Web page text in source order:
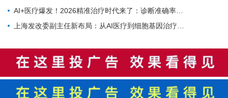
AI+医疗爆发！2026精准治疗时代来了：诊断准确率98%+，100+罕见病不再“无药可医”？
上海发改委副主任新布局：从AI医疗到细胞基因治疗，探寻前沿医疗产业增长密码